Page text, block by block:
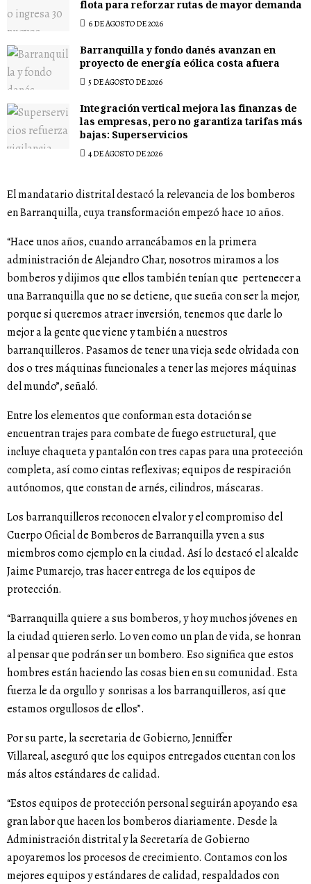
flota para reforzar rutas de mayor demanda
6 DE AGOSTO DE 2026
Barranquilla y fondo danés avanzan en
proyecto de energía eólica costa afuera
5 DE AGOSTO DE 2026
Integración vertical mejora las finanzas de
las empresas, pero no garantiza tarifas más
bajas: Superservicios
4 DE AGOSTO DE 2026
El mandatario distrital destacó la relevancia de los bomberos
en Barranquilla, cuya transformación empezó hace 10 años.
“Hace unos años, cuando arrancábamos en la primera
administración de Alejandro Char, nosotros miramos a los
bomberos y dijimos que ellos también tenían que pertenecer a
una Barranquilla que no se detiene, que sueña con ser la mejor,
porque si queremos atraer inversión, tenemos que darle lo
mejor a la gente que viene y también a nuestros
barranquilleros. Pasamos de tener una vieja sede olvidada con
dos o tres máquinas funcionales a tener las mejores máquinas
del mundo”, señaló.
Entre los elementos que conforman esta dotación se
encuentran trajes para combate de fuego estructural, que
incluye chaqueta y pantalón con tres capas para una protección
completa, así como cintas reflexivas; equipos de respiración
autónomos, que constan de arnés, cilindros, máscaras.
Los barranquilleros reconocen el valor y el compromiso del
Cuerpo Oficial de Bomberos de Barranquilla y ven a sus
miembros como ejemplo en la ciudad. Así lo destacó el alcalde
Jaime Pumarejo, tras hacer entrega de los equipos de
protección.
“Barranquilla quiere a sus bomberos, y hoy muchos jóvenes en
la ciudad quieren serlo. Lo ven como un plan de vida, se honran
al pensar que podrán ser un bombero. Eso significa que estos
hombres están haciendo las cosas bien en su comunidad. Esta
fuerza le da orgullo y sonrisas a los barranquilleros, así que
estamos orgullosos de ellos”.
Por su parte, la secretaria de Gobierno, Jenniffer
Villareal, aseguró que los equipos entregados cuentan con los
más altos estándares de calidad.
“Estos equipos de protección personal seguirán apoyando esa
gran labor que hacen los bomberos diariamente. Desde la
Administración distrital y la Secretaría de Gobierno
apoyaremos los procesos de crecimiento. Contamos con los
mejores equipos y estándares de calidad, respaldados con